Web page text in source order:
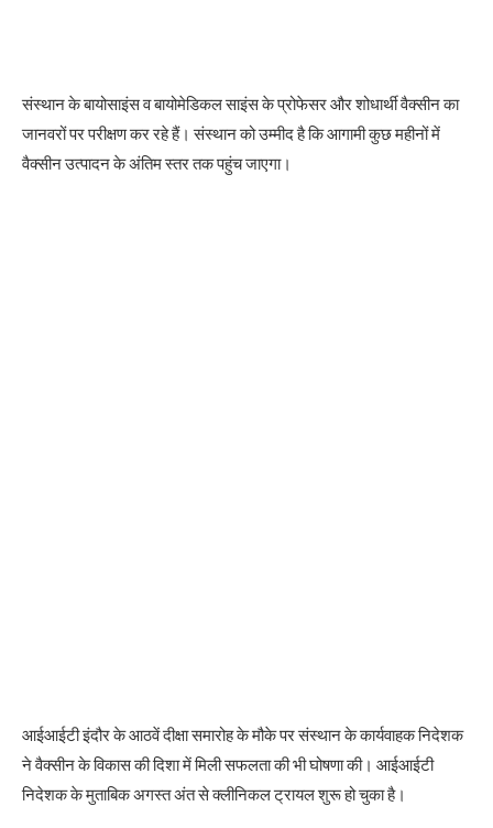
संस्थान के बायोसाइंस व बायोमेडिकल साइंस के प्रोफेसर और शोधार्थी वैक्सीन का
जानवरों पर परीक्षण कर रहे हैं। संस्थान को उम्मीद है कि आगामी कुछ महीनों में
वैक्सीन उत्पादन के अंतिम स्तर तक पहुंच जाएगा।
आईआईटी इंदौर के आठवें दीक्षा समारोह के मौके पर संस्थान के कार्यवाहक निदेशक
ने वैक्सीन के विकास की दिशा में मिली सफलता की भी घोषणा की। आईआईटी
निदेशक के मुताबिक अगस्त अंत से क्लीनिकल ट्रायल शुरू हो चुका है।